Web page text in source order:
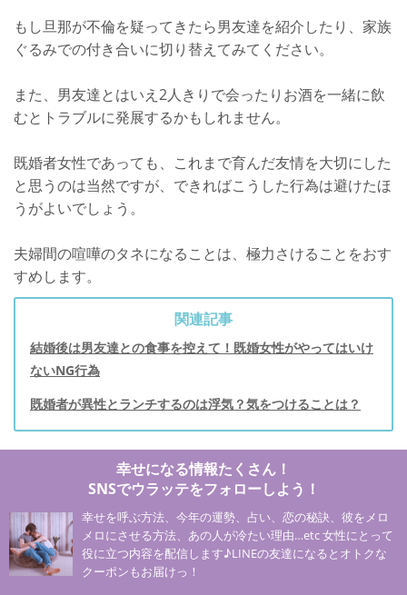
もし旦那が不倫を疑ってきたら男友達を紹介したり、家族
ぐるみでの付き合いに切り替えてみてください。
また、男友達とはいえ2人きりで会ったりお酒を一緒に飲
むとトラブルに発展するかもしれません。
既婚者女性であっても、これまで育んだ友情を大切にした
と思うのは当然ですが、できればこうした行為は避けたほ
うがよいでしょう。
夫婦間の喧嘩のタネになることは、極力さけることをおす
すめします。
関連記事
結婚後は男友達との食事を控えて！既婚女性がやってはいけ
ないNG行為
既婚者が異性とランチするのは浮気？気をつけることは？
幸せになる情報たくさん！
SNSでウラッテをフォローしよう！
幸せを呼ぶ方法、今年の運勢、占い、恋の秘訣、彼をメロ
メロにさせる方法、あの人が冷たい理由…etc 女性にとって
役に立つ内容を配信します♪LINEの友達になるとオトクな
クーポンもお届けっ！